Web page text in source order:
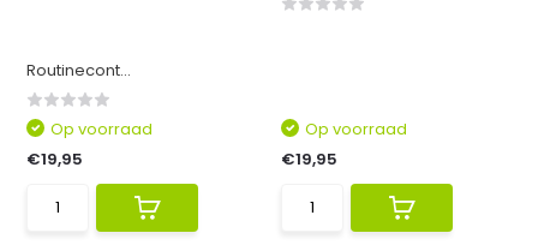
Routinecont...
Op voorraad
€19,95
Op voorraad
€19,95